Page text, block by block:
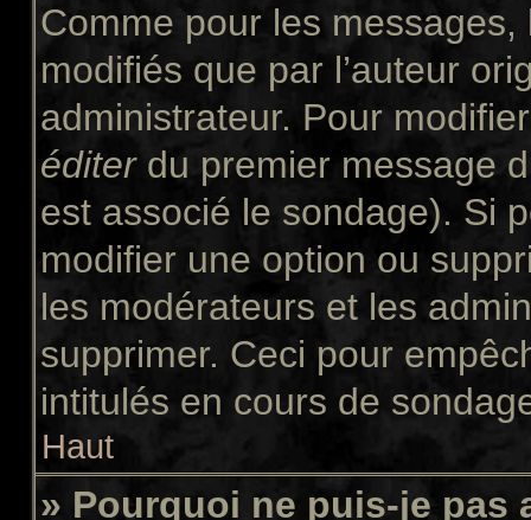
Comme pour les
modifiés que par l’auteur
administrateur. Pour
éditerdu premier message
est associé le sondage). Si
modifier une option ou
les modérateurs et les
supprimer. Ceci pour
intitulés en cours de
Haut
» Pourquoi ne puis-je pas